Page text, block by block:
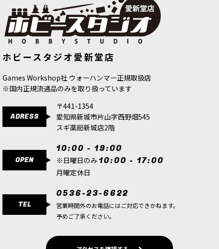
ンストーン・グレイ[ 22-49]
ンラック・スキン
ホビースタジオ愛新堂店
Games Workshop社 ウォーハンマー正規取扱店
※国内正規流通品のみを取り扱っています
ADRESS
〒441-1354
愛知県新城市片山字西野畑545
スギ薬局新城店2階
OPEN
10:00 - 19:00
※日曜日のみ 10:00 - 17:00
月曜定休日
TEL
0536-23-6622
営業時間外のお電話にはご対応できかねます。
予めご了承ください。